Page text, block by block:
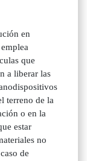
en
que
a liberar las
terreno de la
o en la
estar
no
de